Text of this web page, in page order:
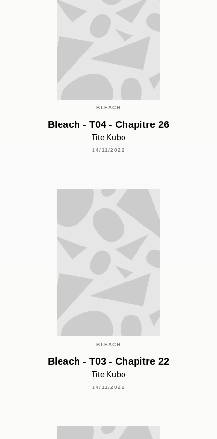
BLEACH
Bleach - T04 - Chapitre 26
Tite Kubo
14/11/2022
BLEACH
Bleach - T03 - Chapitre 22
Tite Kubo
14/11/2022